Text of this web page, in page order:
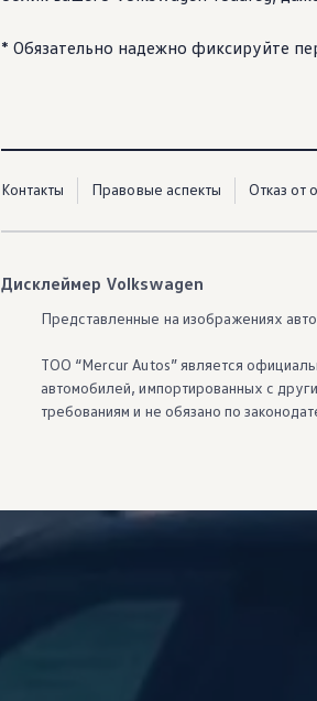
* Обязательно надежно фиксируйте
Контакты Правовые аспекты Отказ от
Дисклеймер Volkswagen
Представленные на изображениях
ТОО “Mercur Autos” является
автомобилей, импортированных с
требованиям и не обязано по